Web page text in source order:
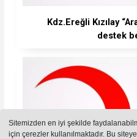
Sitemizden en iyi şekilde
için çerezler kullanılmaktadır. Bu
Kdz.Ereğli Kızılay
destek